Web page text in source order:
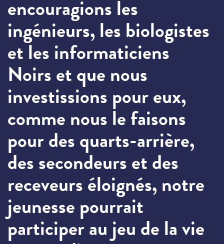
encouragions les
ingénieurs, les biologistes
et les informaticiens
Noirs et que nous
investissions pour eux,
comme nous le faisons
pour des quarts-arrière,
des secondeurs et des
receveurs éloignés, notre
jeunesse pourrait
participer au jeu de la vie